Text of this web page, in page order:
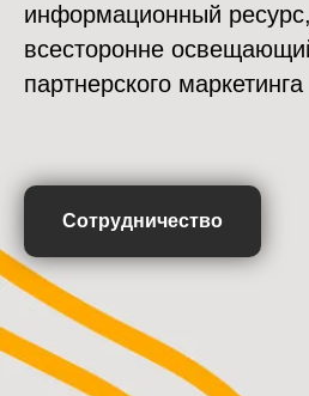
информационный ресурс,
всесторонне
партнерского маркетинга
Сотрудничество